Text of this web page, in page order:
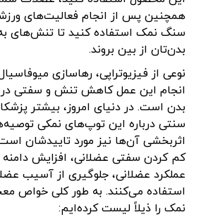
همچنین پس از انجام فعالیت‌های
سنگ نمک استفاده کنید تا تنش‌های
بدن‌تان از بین بروند.
نوعی از فیزیوتراپی، رهاسازی
انجام این عمل کاهش تنش و سفتی
بدن است. در دنیای امروز، بیشتر
سنتی درباره این توپ‌های نمکی
اثربخشی آن‌ها نیز مورد تاییدشان
کم کردن سفتی عضلانی، افزایش دامنه
عملکرد عضلانی، جلوگیری از آسیب
استفاده می‌کنند. به طور کلی خواص
نمک را ذیلاً لیست کرده‌ایم: